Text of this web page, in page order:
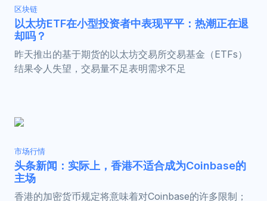
区块链
以太坊ETF在小型投资者中表现平平：热潮正在退
却吗？
昨天推出的基于期货的以太坊交易所交易基金（ETFs）
结果令人失望，交易量不足表明需求不足
市场行情
头条新闻：实际上，香港不适合成为Coinbase的
主场
香港的加密货币规定将意味着对Coinbase的许多限制；